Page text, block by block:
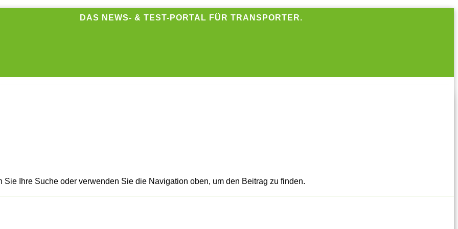
DAS NEWS- & TEST-PORTAL FÜR TRANSPORTER.
Ihre Suche oder verwenden Sie die Navigation oben, um den Beitrag zu finden.